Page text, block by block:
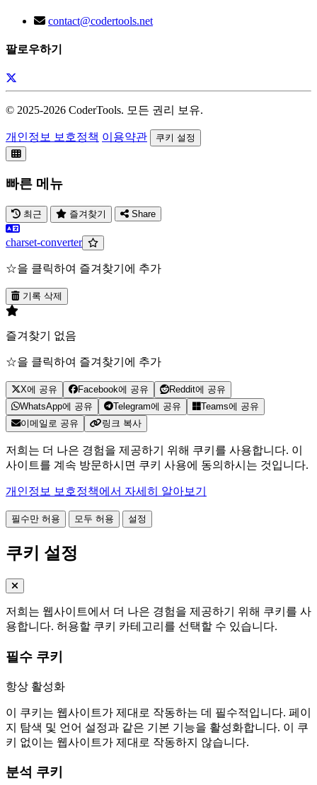
contact@codertools.net
팔로우하기
© 2025-2026 CoderTools. 모든 권리 보유.
개인정보 보호정책 이용약관 쿠키 설정
빠른 메뉴
최근 즐겨찾기 Share
charset-converter
☆을 클릭하여 즐겨찾기에 추가
기록 삭제
즐겨찾기 없음
☆을 클릭하여 즐겨찾기에 추가
X에 공유 Facebook에 공유
Reddit에 공유
WhatsApp에 공유
Telegram에 공유
Teams에 공유
이메일로 공유
링크 복사
저희는 더 나은 경험을 제공하기 위해 쿠키를 사용합니다. 이
사이트를 계속 방문하시면 쿠키 사용에 동의하시는 것입니다.
개인정보 보호정책에서 자세히 알아보기
필수만 허용 모두 허용 설정
쿠키 설정
저희는 웹사이트에서 더 나은 경험을 제공하기 위해 쿠키를 사
용합니다. 허용할 쿠키 카테고리를 선택할 수 있습니다.
필수 쿠키
항상 활성화
이 쿠키는 웹사이트가 제대로 작동하는 데 필수적입니다. 페이
지 탐색 및 언어 설정과 같은 기본 기능을 활성화합니다. 이 쿠
키 없이는 웹사이트가 제대로 작동하지 않습니다.
분석 쿠키